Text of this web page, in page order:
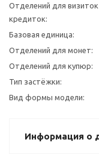
Отделений для
кредиток:
Базовая единица:
Отделений для монет:
Отделений для купюр:
Тип застёжки:
Вид формы модели:
Информация о